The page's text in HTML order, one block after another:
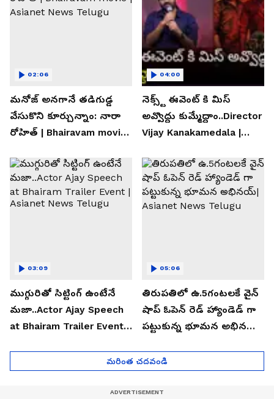
మనోజ్ అనగానే తడిగుడ్డ
వేసుకొని కూర్చున్నాం: నారా
రోహిత్ | Bhairavam movie |
02:06
నెక్స్ట్ ఈవెంట్ కి మిస్
అవ్వొద్దు కుమ్మేద్దాం..Director
Vijay Kanakamedala |
04:00
ముగ్గురితో సిట్టింగ్ ఉంటేనే
మజా..Actor Ajay Speech
at Bhairam Trailer Event |
03:09
తిరుపతిలో ఉ.5గంటలకే వైన్
షాప్ ఓపెన్ రెడ్ హ్యాండెడ్ గా
పట్టుకున్న భూమన అభినయ్|
05:06
మరింత చదవండి